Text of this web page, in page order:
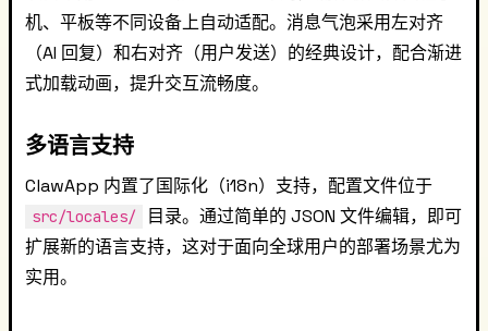
机、平板等不同设备上自动适配。消息气泡采用左对齐
（AI 回复）和右对齐（用户发送）的经典设计，配合渐进
式加载动画，提升交互流畅度。
多语言支持
ClawApp 内置了国际化（i18n）支持，配置文件位于
src/locales/
目录。通过简单的 JSON 文件编辑，即可
扩展新的语言支持，这对于面向全球用户的部署场景尤为
实用。